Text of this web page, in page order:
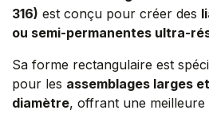
316) est conçu pour créer des
ou semi-permanentes ultra-
Sa forme rectangulaire est
pour les assemblages larges
diamètre, offrant une